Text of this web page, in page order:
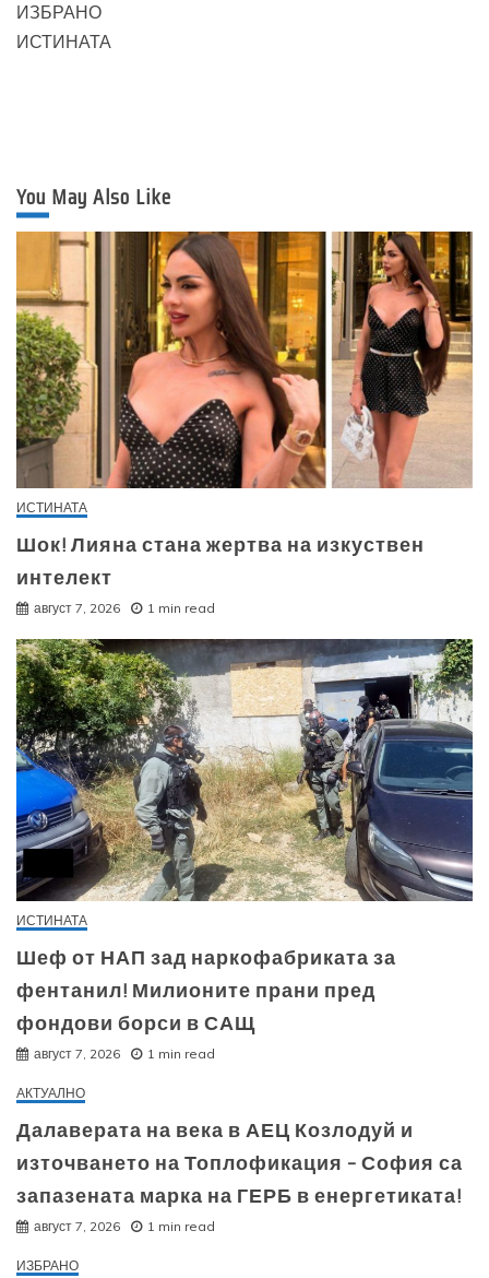
ИЗБРАНО
ИСТИНАТА
You May Also Like
ИСТИНАТА
Шок! Лияна стана жертва на изкуствен
интелект
август 7, 2026 1 min read
ИСТИНАТА
Шеф от НАП зад наркофабриката за
фентанил! Милионите прани пред
фондови борси в САЩ
август 7, 2026 1 min read
АКТУАЛНО
Далаверата на века в АЕЦ Козлодуй и
източването на Топлофикация – София са
запазената марка на ГЕРБ в енергетиката!
август 7, 2026 1 min read
ИЗБРАНО